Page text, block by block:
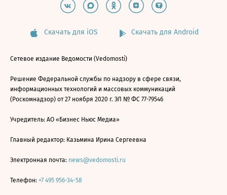
Скачать для iOS Скачать для Android
Сетевое издание Ведомости (Vedomosti)
Решение Федеральной службы по надзору в сфере связи,
информационных технологий и массовых коммуникаций
(Роскомнадзор) от 27 ноября 2020 г. ЭЛ № ФС 77-79546
Учредитель: АО «Бизнес Ньюс Медиа»
Главный редактор: Казьмина Ирина Сергеевна
Электронная почта: news@vedomosti.ru
Телефон: +7 495 956-34-58